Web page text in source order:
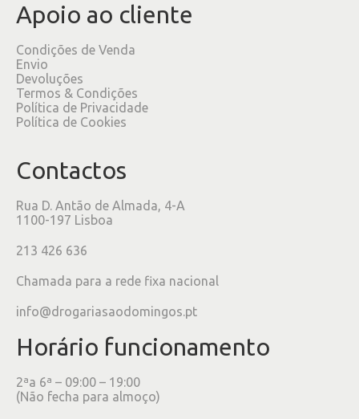
Apoio ao cliente
Condições de Venda
Envio
Devoluções
Termos & Condições
Política de Privacidade
Política de Cookies
Contactos
Rua D. Antão de Almada, 4-A
1100-197 Lisboa
213 426 636
Chamada para a rede fixa nacional
info@drogariasaodomingos.pt
Horário funcionamento
2ªa 6ª – 09:00 – 19:00
(Não fecha para almoço)